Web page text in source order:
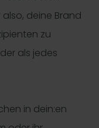
deine Brand
zu
als jedes
in dein:en